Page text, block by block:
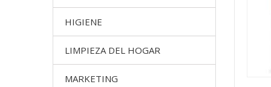
HIGIENE
LIMPIEZA DEL HOGAR
MARKETING